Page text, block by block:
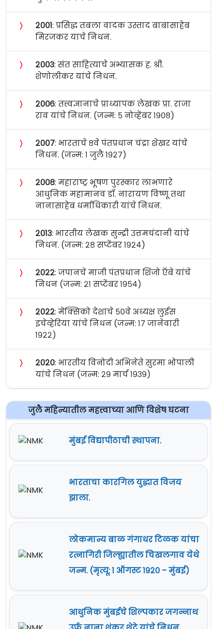
〉 २००१: प्रसिद्ध तबला वादक उस्ताद बाबासाहेब
मिरजकर याचे निधन.
〉 २००३: संत साहित्याचे अभ्यासक ह. श्री.
शेणोलीकर यांचे निधन.
〉 २००६: तत्त्वज्ञानाचे प्राध्यापक लेखक प्रा. राजा
राव यांचे निधन. (जन्म: ५ नोव्हेंबर १९०८)
〉 २००७: भारताचे ८वे पंतप्रधान चंद्रा शेखर यांचे
निधन. (जन्म: १ जुलै १९२७)
〉 २००८: महाराष्ट्र भूषण पुरस्कार लाभणारे
आधुनिक महामानव डॉ. नारायण विष्णू तथा
नानासाहेब धर्माधिकारी यांचे निधन.
〉 २०१३: भारतीय लेखक सुन्द्री उत्तमचंदानी यांचे
निधन. (जन्म: २८ सप्टेंबर १९२४)
〉 २०२२: जपानचे माजी पंतप्रधान शिंजो ऍबे यांचे
निधन (जन्म: २१ सप्टेंबर १९५४)
〉 २०२२: मेक्सिको देशाचे ५०वे अध्यक्ष लुईस
इचेव्हेरिया यांचे निधन (जन्म: १७ जानेवारी
१९२२)
〉 २०२०: भारतीय विनोदी अभिनेते सुरमा भोपाली
यांचे निधन (जन्म: २९ मार्च १९३९)
जुलै महिन्यातील महत्त्वाच्या आणि विशेष घटना
मुंबई विद्यापीठाची स्थापना.
भारताचा कारगिल युद्धात विजय
झाला.
लोकमान्य बाळ गंगाधर टिळक यांचा
रत्नागिरी जिल्ह्यातील चिखलगाव येथे
जन्म. (मृत्यू: १ ऑगस्ट १९२० – मुंबई)
आधुनिक मुंबईचे शिल्पकार जगन्नाथ